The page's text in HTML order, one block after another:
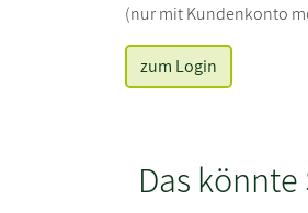
(nur mit Kundenkonto
zum Login
Das